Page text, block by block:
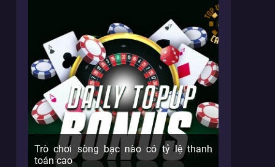
Trò chơi sòng bạc nào có tỷ lệ thanh
toán cao